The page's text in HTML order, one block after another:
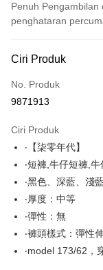
Penuh
penghataran
Kad Kredit (Bayaran
Pengambilan di
Apple Pay
JKOPAY
Easy Wallet
Google Pay
Ciri Produk
No. Produk
9871913
Ciri Produk
‧【柒零年代】
‧短褲,牛仔短褲,
‧黑色、深藍、淺
‧厚度：中等
‧彈性：無
‧褲頭樣式：彈性
‧model 173/62，